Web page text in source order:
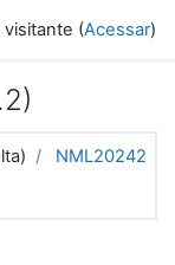
(Acessar)
NML20242